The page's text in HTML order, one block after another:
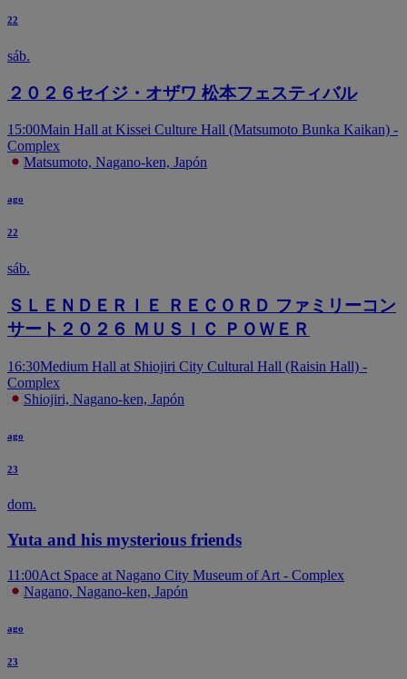
22
sáb.
２０２６セイジ・オザワ 松本フェスティバル
15:00Main Hall at Kissei Culture Hall (Matsumoto Bunka Kaikan) -
Complex
Matsumoto, Nagano-ken, Japón
ago
22
sáb.
ＳＬＥＮＤＥＲＩＥ ＲＥＣＯＲＤ ファミリーコン
サート２０２６ ＭＵＳＩＣ ＰＯＷＥＲ
16:30Medium Hall at Shiojiri City Cultural Hall (Raisin Hall) -
Complex
Shiojiri, Nagano-ken, Japón
ago
23
dom.
Yuta and his mysterious friends
11:00Act Space at Nagano City Museum of Art - Complex
Nagano, Nagano-ken, Japón
ago
23